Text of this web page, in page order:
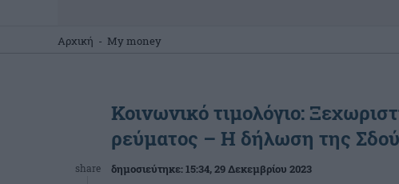
Αρχική - My money
share
Κοινωνικό τιμολόγιο:
ρεύματος – Η δήλωση της
δημοσιεύτηκε:15:34, 29 Δεκεμβρίου 2023